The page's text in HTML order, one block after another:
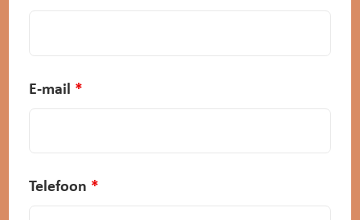
E-mail *
Telefoon *